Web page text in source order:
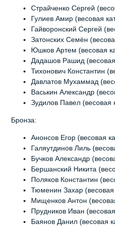
Страйченко Сергей
Гулиев Амир (весовая
Гайворонский Сергей
Затонских Семён
Юшков Артем (весовая
Дадашов Рашид (весовая
Тихонович Константин
Давлатов Мухаммад
Васькин Александр
Зудилов Павел (весовая
Бронза:
Анонсов Егор (весовая
Галяутдинов Лиль
Бучков Александр
Бершанский Никита
Поляков Константин
Тюменин Захар (весовая
Мищенков Антон
Прудников Иван
Баянов Данил (весовая